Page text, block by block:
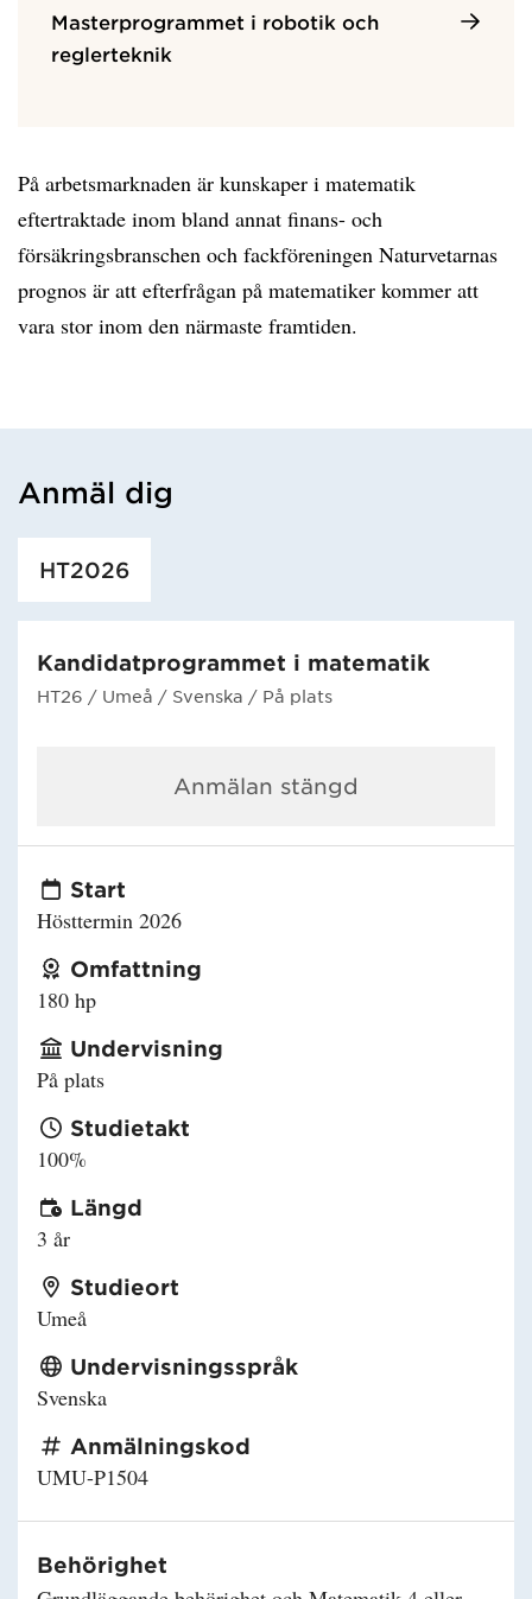
Masterprogrammet i robotik och
reglerteknik
På arbetsmarknaden är kunskaper i matematik
eftertraktade inom bland annat finans- och
försäkringsbranschen och fackföreningen Naturvetarnas
prognos är att efterfrågan på matematiker kommer att
vara stor inom den närmaste framtiden.
Anmäl dig
HT2026
Kandidatprogrammet i matematik
HT26 / Umeå / Svenska / På plats
Anmälan stängd
Start
Hösttermin 2026
Omfattning
180 hp
Undervisning
På plats
Studietakt
100%
Längd
3 år
Studieort
Umeå
Undervisningsspråk
Svenska
Anmälningskod
UMU-P1504
Behörighet